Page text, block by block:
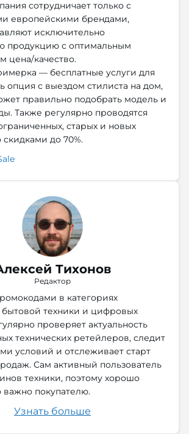
сотрудничает только с
европейскими брендами,
исключительно
продукцию с оптимальным
цена/качество.
— бесплатные услуги для
опция с выездом стилиста на дом,
правильно подобрать модель и
Также регулярно проводятся
старых и новых
до 70%.
Тихонов
Редактор
в категориях
бытовой техники и цифровых
проверяет актуальность
технических ретейлеров, следит
условий и отслеживает старт
Сам активный пользователь
техники, поэтому хорошо
важно покупателю.
Узнать больше